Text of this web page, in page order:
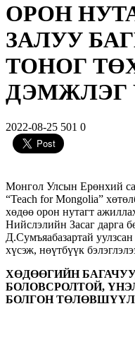
ОРОН
ЗАЛУУ
ТОНОГ
ДЭМЖЛЭГ
2022-08-25 501 0
Монгол Улсын Ерөнхий
“Teach for Mongolia”
хөдөө орон нутагт
Нийслэлийн Засаг дарга
Д.Сумъяабазартай
хүсэж, нөүтбүүк
ХӨДӨӨГИЙН
БОЛОВСРОЛТОЙ,
БОЛГОН